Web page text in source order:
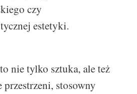
czy
estetyki.
nie tylko sztuka, ale też
stosowny